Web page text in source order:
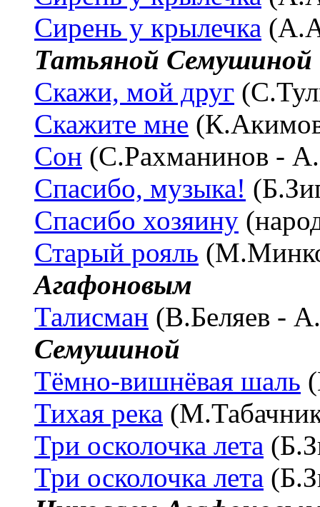
Сирень у крылечка
Татьяной Семушиной
Скажи, мой друг
Скажите мне
Сон (С.Рахманинов -
Спасибо, музыка!
Спасибо хозяину
Старый рояль
Агафоновым
Талисман (В.Беляев -
Семушиной
Тёмно-вишнёвая шаль
Тихая река
Три осколочка лета
Три осколочка лета